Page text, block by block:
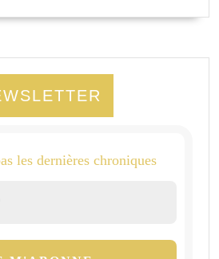
les dernières chroniques